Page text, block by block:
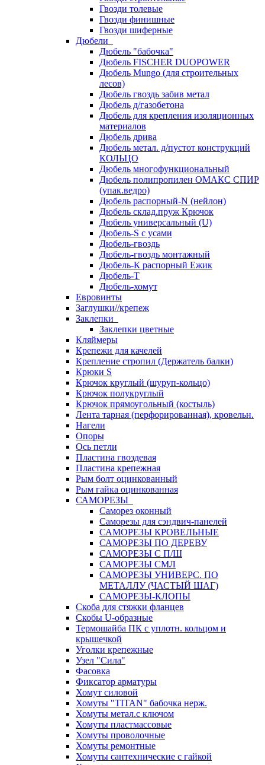
Гвозди толевые
Гвозди финишные
Гвозди шиферные
Дюбели
Дюбель "бабочка"
Дюбель FISCHER DUOPOWER
Дюбель Mungo (для строительных
лесов)
Дюбель гвоздь забив метал
Дюбель д/газобетона
Дюбель для крепления изоляционных
материалов
Дюбель дрива
Дюбель метал. д/пустот конструкций
КОЛЬЦО
Дюбель многофункциональный
Дюбель полипропилен ОМАКС СПИР
(упак.ведро)
Дюбель распорный-N (нейлон)
Дюбель склад.пруж Крючок
Дюбель универсальный (U)
Дюбель-S с усами
Дюбель-гвоздь
Дюбель-гвоздь монтажный
Дюбель-К распорный Ежик
Дюбель-Т
Дюбель-хомут
Евровинты
Заглушки//крепеж
Заклепки
Заклепки цветные
Кляймеры
Крепежи для качелей
Крепление стропил (Держатель балки)
Крюки S
Крючок круглый (шуруп-кольцо)
Крючок полукруглый
Крючок прямоугольный (костыль)
Лента тарная (перфорированная), кровельн.
Нагели
Опоры
Ось петли
Пластина гвоздевая
Пластина крепежная
Рым болт оцинкованный
Рым гайка оцинкованная
САМОРЕЗЫ
Саморез оконный
Саморезы для сэндвич-панелей
САМОРЕЗЫ КРОВЕЛЬНЫЕ
САМОРЕЗЫ ПО ДЕРЕВУ
САМОРЕЗЫ С П/Ш
САМОРЕЗЫ СМЛ
САМОРЕЗЫ УНИВЕРС. ПО
МЕТАЛЛУ (ЧАСТЫЙ ШАГ)
САМОРЕЗЫ-КЛОПЫ
Скоба для стяжки фланцев
Скобы U-образные
Термошайба ПК с уплотн. кольцом и
крышечкой
Уголки крепежные
Узел "Сила"
Фасовка
Фиксатор арматуры
Хомут силовой
Хомуты "TITAN" бабочка нерж.
Хомуты метал.с ключом
Хомуты пластмассовые
Хомуты проволочные
Хомуты ремонтные
Хомуты сантехнические с гайкой